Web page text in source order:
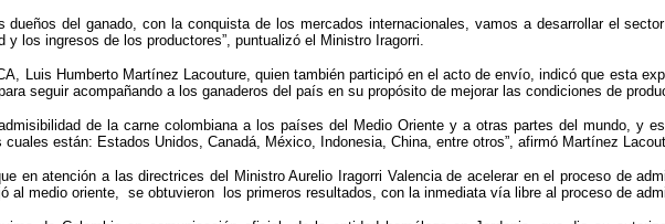
dueños del ganado, con la conquista de los mercados internacionales, vamos a desarrollar el
y los ingresos de los productores”, puntualizó el Ministro Iragorri.
Luis Humberto Martínez Lacouture, quien también participó en el acto de envío, indicó que esta
seguir acompañando a los ganaderos del país en su propósito de mejorar las condiciones de
de la carne colombiana a los países del Medio Oriente y a otras partes del mundo, y
están: Estados Unidos, Canadá, México, Indonesia, China, entre otros”, afirmó Martínez
en atención a las directrices del Ministro Aurelio Iragorri Valencia de acelerar en el proceso de
al medio oriente, se obtuvieron los primeros resultados, con la inmediata vía libre al proceso de